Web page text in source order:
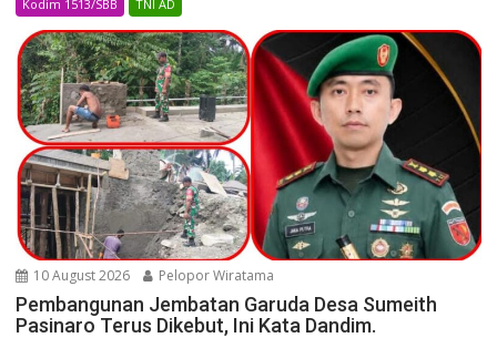
Kodim 1513/SBB TNI AD
10 August 2026 Pelopor Wiratama
Pembangunan Jembatan Garuda Desa Sumeith
Pasinaro Terus Dikebut, Ini Kata Dandim.